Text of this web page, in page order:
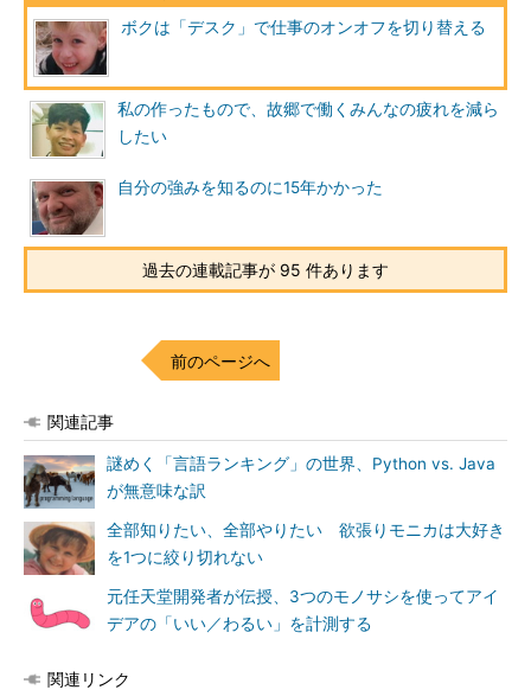
ボクは「デスク」で仕事のオンオフを切り替える
私の作ったもので、故郷で働くみんなの疲れを減ら
したい
自分の強みを知るのに15年かかった
過去の連載記事が 95 件あります
前のページへ
関連記事
謎めく「言語ランキング」の世界、Python vs. Java
が無意味な訳
全部知りたい、全部やりたい 欲張りモニカは大好き
を1つに絞り切れない
元任天堂開発者が伝授、3つのモノサシを使ってアイ
デアの「いい／わるい」を計測する
関連リンク